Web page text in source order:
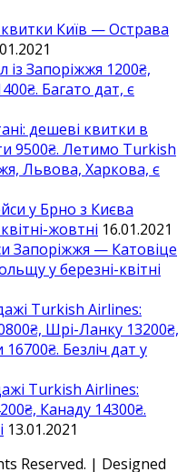
Київ — Острава
Запоріжжя 1200₴,
Багато дат, є
дешеві квитки в
9500₴. Летимо Turkish
Львова, Харкова, є
у Брно з Києва
жовтні 16.01.2021
Запоріжжя — Катовіце
у березні-квітні
Turkish Airlines:
Шрі-Ланку 13200₴,
Безліч дат у
Turkish Airlines:
Канаду 14300₴.
13.01.2021
Reserved. | Designed